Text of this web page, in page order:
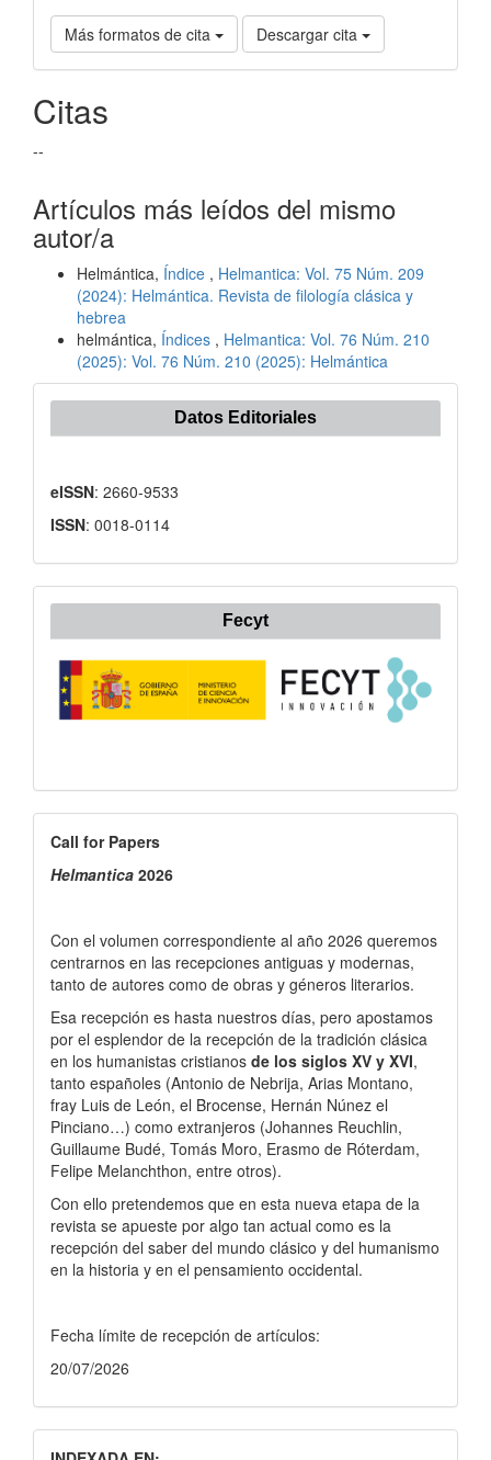
Más formatos de cita Descargar cita
Citas
--
Artículos más leídos del mismo
autor/a
Helmántica, Índice , Helmantica: Vol. 75 Núm. 209
(2024): Helmántica. Revista de filología clásica y
hebrea
helmántica, Índices , Helmantica: Vol. 76 Núm. 210
(2025): Vol. 76 Núm. 210 (2025): Helmántica
Datos Editoriales
eISSN: 2660-9533
ISSN: 0018-0114
Fecyt
for
Papers
Call for Papers
Helmantica 2026
Con el volumen correspondiente al año 2026 queremos
centrarnos en las recepciones antiguas y modernas,
tanto de autores como de obras y géneros literarios.
Esa recepción es hasta nuestros días, pero apostamos
por el esplendor de la recepción de la tradición clásica
en los humanistas cristianos de los siglos XV y XVI,
tanto españoles (Antonio de Nebrija, Arias Montano,
fray Luis de León, el Brocense, Hernán Núnez el
Pinciano…) como extranjeros (Johannes Reuchlin,
Guillaume Budé, Tomás Moro, Erasmo de Róterdam,
Felipe Melanchthon, entre otros).
Con ello pretendemos que en esta nueva etapa de la
revista se apueste por algo tan actual como es la
recepción del saber del mundo clásico y del humanismo
en la historia y en el pensamiento occidental.
Fecha límite de recepción de artículos:
20/07/2026